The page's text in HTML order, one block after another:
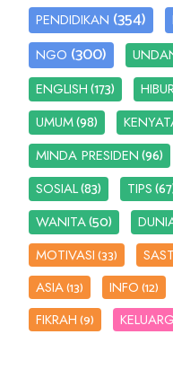
PENDIDIKAN (354)
NGO (300)
ENGLISH(173)
UMUM(98)
MINDA PRESIDEN(96)
SOSIAL(83) TIPS
WANITA(50)
MOTIVASI(33)
ASIA(13) INFO(12)
FIKRAH(9)